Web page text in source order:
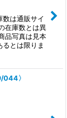
数は通販サイ
在庫数とは異
品写真は見本
とは限りま
044〉